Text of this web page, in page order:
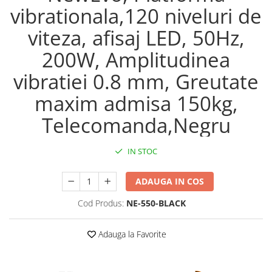
Maturi, mopuri si galeti
Organizare si depozitare
Pistoale de lipit
Termometre bucatarie
Tigai si Seturi
Unelte si aparate de masura
Uscatoare Rufe
Console, Jocuri & Accesorii
vibrationala,120 niveluri de
viteza, afisaj LED, 50Hz,
200W, Amplitudinea
vibratiei 0.8 mm, Greutate
maxim admisa 150kg,
Telecomanda,Negru
IN STOC
ADAUGA IN COS
Cod Produs: NE-550-BLACK
Adauga la Favorite